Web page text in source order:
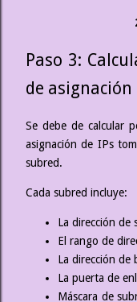
Paso 3:
de asignación
Se debe de calcular
asignación de IPs
subred.
Cada subred incluye:
La dirección de
El rango de
La dirección de
La puerta de
Máscara de